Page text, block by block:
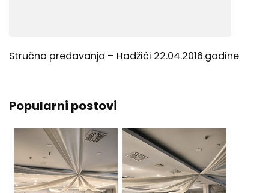
Stručno predavanja – Hadžići 22.04.2016.godine
Popularni postovi